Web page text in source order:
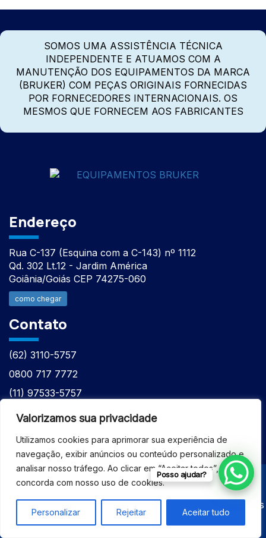
Valorizamos sua privacidade
Utilizamos cookies para aprimorar sua experiência de
navegação, exibir anúncios ou conteúdo personalizado e
analisar nosso tráfego. Ao clicar em “Aceitar todos”, você
concorda com nosso uso de cookies.
Personalizar Rejeitar Aceitar tudo
SOMOS UMA ASSISTÊNCIA TÉCNICA
INDEPENDENTE E ATUAMOS COM A
MANUTENÇÃO DOS EQUIPAMENTOS DA MARCA
(BRUKER) COM PEÇAS ORIGINAIS FORNECIDAS
POR FORNECEDORES INTERNACIONAIS. OS
MESMOS QUE FORNECEM AOS FABRICANTES
Endereço
Rua C-137 (Esquina com a C-143) nº 1112
Qd. 302 Lt.12 - Jardim América
Goiânia/Goiás CEP 74275-060
como chegar
Contato
(62) 3110-5757
0800 717 7772
(11) 97533-5757
(62) 98610-7777
© 2026 - ASSISTÊNCIA TÉCNICA ESPECIALIZADA
EQUIPAMENTOS BRUKER - Todos os direitos reservados
Posso ajudar?